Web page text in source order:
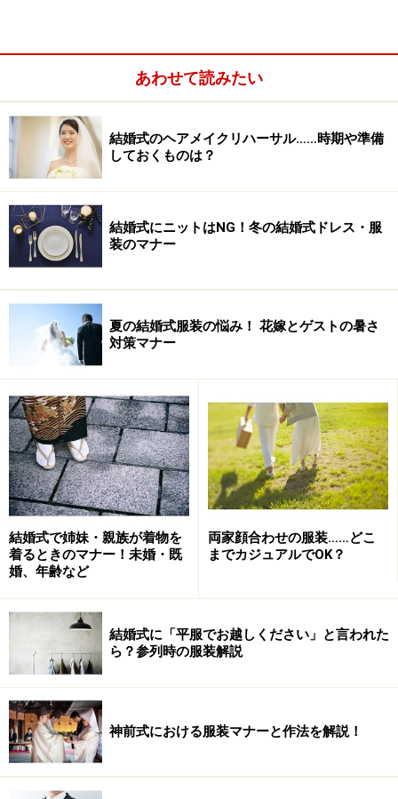
場」「時間帯」
がキーポイント。この3つを押さえて服装選びをすれ
ば、まず大外れすることはないでしょう。
結婚式の服装は地域によって違う!?
ゲストの装いはお祝いのひとつです 写真提供：Goshi
Photo
結婚式にまつわる儀式や習慣も時代とともに変化してい
ますが、地方ではその慣習や儀式が守られていることも
多く、地方と都市部によって大きな差があります。たと
えば結婚の約束を取り交わす「結納」は、東北・九州で
は約30～40％のカップルが行っていますが、首都圏では
約10％です（ゼクシィ 結婚トレンド調査2015 調
べ）。
つまり結婚式には地域差があるため、列席するにしても
「どこで結婚式があるか」によって服装を考える必要が
あわせて読みたい
結婚式のヘアメイクリハーサル……時期や準備
しておくものは？
結婚式にニットはNG！冬の結婚式ドレス・服
装のマナー
夏の結婚式服装の悩み！ 花嫁とゲストの暑さ
対策マナー
結婚式で姉妹・親族が着物を
着るときのマナー！未婚・既
婚、年齢など
両家顔合わせの服装……どこ
までカジュアルでOK？
結婚式に「平服でお越しください」と言われた
ら？参列時の服装解説
神前式における服装マナーと作法を解説！